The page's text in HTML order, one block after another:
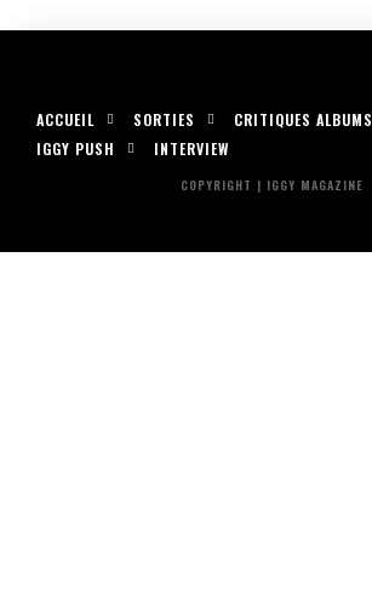
ACCUEIL SORTIES CRITIQUES ALBUMS
IGGY PUSH
INTERVIEW
COPYRIGHT | IGGY MAGAZINE